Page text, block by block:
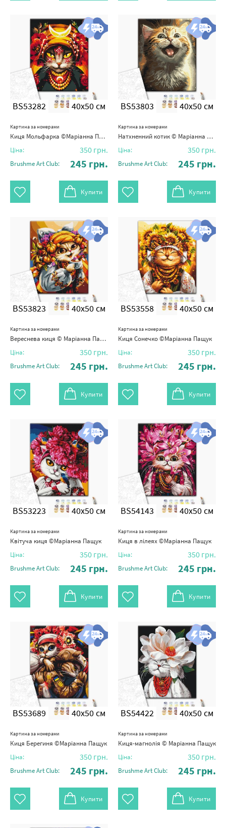
BS53282 40x50 см
Картина за номерами
Киця Мольфарка ©Маріанна Пащук
Ціна: 350 грн.
Brushme Art Club: 245 грн.
Купити
BS53803 40x50 см
Картина за номерами
Натхненний котик © Маріанна Пащук
Ціна: 350 грн.
Brushme Art Club: 245 грн.
Купити
BS53823 40x50 см
Картина за номерами
Вереснева киця © Маріанна Пащук
Ціна: 350 грн.
Brushme Art Club: 245 грн.
Купити
BS53558 40x50 см
Картина за номерами
Киця Сонечко ©Маріанна Пащук
Ціна: 350 грн.
Brushme Art Club: 245 грн.
Купити
BS53223 40x50 см
Картина за номерами
Квітуча киця ©Маріанна Пащук
Ціна: 350 грн.
Brushme Art Club: 245 грн.
Купити
BS54143 40x50 см
Картина за номерами
Киця в лілеях ©Маріанна Пащук
Ціна: 350 грн.
Brushme Art Club: 245 грн.
Купити
BS53689 40x50 см
Картина за номерами
Киця Берегиня ©Маріанна Пащук
Ціна: 350 грн.
Brushme Art Club: 245 грн.
Купити
BS54422 40x50 см
Картина за номерами
Киця-магнолія © Маріанна Пащук
Ціна: 350 грн.
Brushme Art Club: 245 грн.
Купити